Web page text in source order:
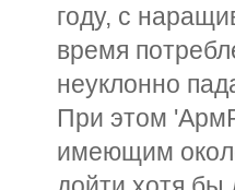
году, с
время
неуклонно
При этом
имеющим